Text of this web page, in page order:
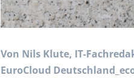
Von Nils Klute, IT-
EuroCloud